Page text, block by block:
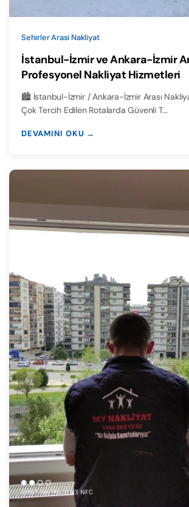
Sehirler Arasi Nakliyat
İstanbul-İzmir ve Ankara-İzmir
Profesyonel Nakliyat Hizmetleri
🏙️ İstanbul-İzmir / Ankara-İzmir Arası
Çok Tercih Edilen Rotalarda Güvenli T…
DEVAMINI OKU →